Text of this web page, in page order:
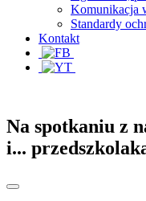
Komunikacja
Standardy
Kontakt
Na spotkaniu z
i...